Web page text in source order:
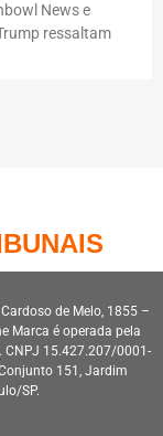
News e
ressaltam
de Melo, 1855 –
Marca é operada pela
CNPJ 15.427.207/0001-
151, Jardim
SP.